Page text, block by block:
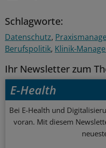
Schlagworte:
Datenschutz
Berufspolitik Klinik-
Ihr Newsletter zum
E-Health
Bei E-Health und
voran. Mit diesem